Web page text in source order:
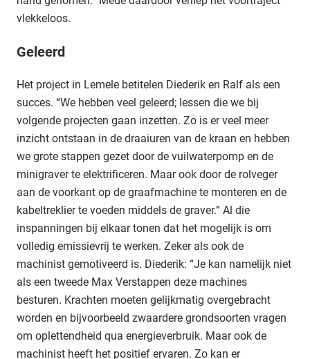
vlekkeloos.
Geleerd
Het project in Lemele betitelen Diederik en Ralf als een
succes. “We hebben veel geleerd; lessen die we bij
volgende projecten gaan inzetten. Zo is er veel meer
inzicht ontstaan in de draaiuren van de kraan en hebben
we grote stappen gezet door de vuilwaterpomp en de
minigraver te elektrificeren. Maar ook door de rolveger
aan de voorkant op de graafmachine te monteren en de
kabeltreklier te voeden middels de graver.” Al die
inspanningen bij elkaar tonen dat het mogelijk is om
volledig emissievrij te werken. Zeker als ook de
machinist gemotiveerd is. Diederik: “Je kan namelijk niet
als een tweede Max Verstappen deze machines
besturen. Krachten moeten gelijkmatig overgebracht
worden en bijvoorbeeld zwaardere grondsoorten vragen
om oplettendheid qua energieverbruik. Maar ook de
machinist heeft het positief ervaren. Zo kan er